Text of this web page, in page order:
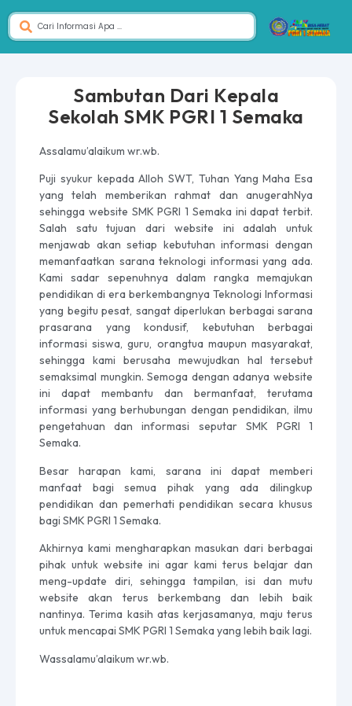
Sambutan Dari Kepala
Sekolah SMK PGRI 1 Semaka
Assalamu’alaikum wr.wb.
Puji syukur kepada Alloh SWT, Tuhan Yang Maha Esa
yang telah memberikan rahmat dan anugerahNya
sehingga website SMK PGRI 1 Semaka ini dapat terbit.
Salah satu tujuan dari website ini adalah untuk
menjawab akan setiap kebutuhan informasi dengan
memanfaatkan sarana teknologi informasi yang ada.
Kami sadar sepenuhnya dalam rangka memajukan
pendidikan di era berkembangnya Teknologi Informasi
yang begitu pesat, sangat diperlukan berbagai sarana
prasarana yang kondusif, kebutuhan berbagai
informasi siswa, guru, orangtua maupun masyarakat,
sehingga kami berusaha mewujudkan hal tersebut
semaksimal mungkin. Semoga dengan adanya website
ini dapat membantu dan bermanfaat, terutama
informasi yang berhubungan dengan pendidikan, ilmu
pengetahuan dan informasi seputar SMK PGRI 1
Semaka.
Besar harapan kami, sarana ini dapat memberi
manfaat bagi semua pihak yang ada dilingkup
pendidikan dan pemerhati pendidikan secara khusus
bagi SMK PGRI 1 Semaka.
Akhirnya kami mengharapkan masukan dari berbagai
pihak untuk website ini agar kami terus belajar dan
meng-update diri, sehingga tampilan, isi dan mutu
website akan terus berkembang dan lebih baik
nantinya. Terima kasih atas kerjasamanya, maju terus
untuk mencapai SMK PGRI 1 Semaka yang lebih baik lagi.
Wassalamu’alaikum wr.wb.